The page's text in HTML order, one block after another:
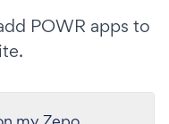
POWR apps to